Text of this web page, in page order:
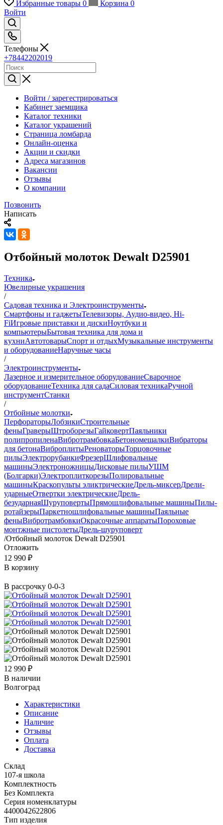
Избранные товары 0 Корзина 0
Войти
Телефоны
+78442202019
Войти / зарегестрироваться
Кабинет заемщика
Каталог техники
Каталог украшений
Страница ломбарда
Онлайн-оценка
Акции и скидки
Адреса магазинов
Вакансии
Отзывы
О компании
Позвонить
Написать
Отбойный молоток Dewalt D25901
Техника
Ювелирные украшения
/
Садовая техника и Электроинструменты
Смартфоны и гаджетыТелевизоры, Аудио-видео, Hi-
FiИгровые приставки и дискиНоутбуки и
компьютерыБытовая техника для дома и
кухниАвтотоварыСпорт и отдыхМузыкальные инструменты
и оборудованиеНаручные часы
/
Электроинструменты
Лазерное и измерительное оборудованиеСварочное
оборудованиеТехника для садаСиловая техникаРучной
инструментСтанки
/
Отбойные молотки
ПерфораторыЛобзикиСтроительные
феныГраверыШтроборезыГайковертПаяльники
полипропиленаВибротрамбовкаБетономешалкиВибраторы
для бетонаВиброплитыРеноваторыТорцовочные
пилыЭлектрорубанкиФрезерШлифовальные
машиныЭлектроножницыДисковые пилыУШМ
(Болгарки)ЭлектроплиткорезыПолировальные
машиныКраскопульты эликтрическиеДрель-миксерДрели-
ударныеОтвертки электрическиеДрель-
безударнаяШуруповертыПрямошлифовальные машиныПилы-
ротайзерыПаркетношлифовальные машиныПаяльные
феныВибротрамбовкиОкрасочные аппаратыПороховые
монтжные пистолетыДрель-шуруповерт
/Отбойный молоток Dewalt D25901
Отложить
12 990 ₽
В корзину
В рассрочку 0-0-3
12 990 ₽
В наличии
Волгоград
Характеристики
Описание
Наличие
Отзывы
Оплата
Доставка
Склад
107-я школа
Комплектность
Без Комплекта
Серия номенклатуры
4400042622806
Тип изделия